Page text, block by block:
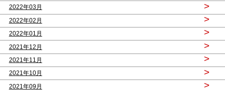
2022年03月 >
2022年02月 >
2022年01月 >
2021年12月 >
2021年11月 >
2021年10月 >
2021年09月 >